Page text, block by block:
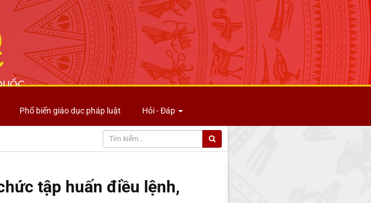
Phổ biến giáo dục pháp luật Hỏi - Đáp
tập huấn điều lệnh,